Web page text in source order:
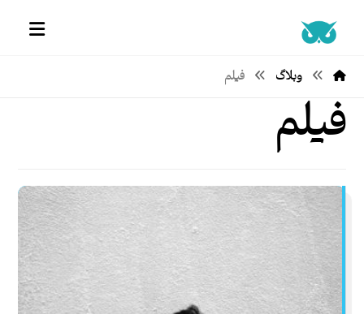
وبلاگ فیلم
فیلم